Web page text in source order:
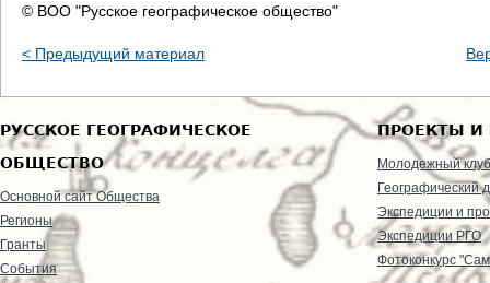
© ВОО "Русское географическое общество"
< Предыдущий материал
РУССКОЕ ГЕОГРАФИЧЕСКОЕ
ОБЩЕСТВО
Основной сайт Общества
Регионы
Гранты
События
ПРОЕКТЫ И
Молодежный клуб
Географический
Экспедиции и
Экспедиции РГО
Фотоконкурс